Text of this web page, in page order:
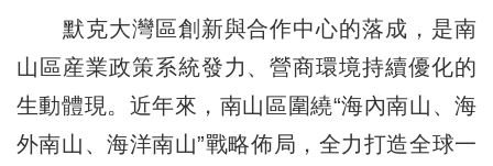
默克大灣區創新與合作中心的落成，是南
山區産業政策系統發力、營商環境持續優化的
生動體現。近年來，南山區圍繞“海內南山、海
外南山、海洋南山”戰略佈局，全力打造全球一